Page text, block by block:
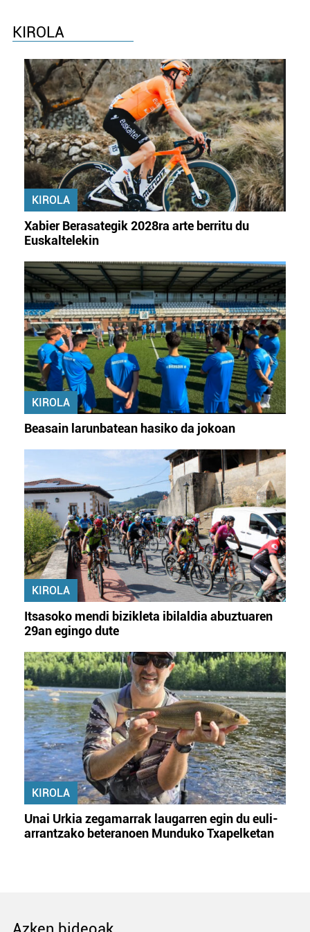
KIROLA
KIROLA
Xabier Berasategik 2028ra arte berritu du
Euskaltelekin
KIROLA
Beasain larunbatean hasiko da jokoan
KIROLA
Itsasoko mendi bizikleta ibilaldia abuztuaren
29an egingo dute
KIROLA
Unai Urkia zegamarrak laugarren egin du euli-
arrantzako beteranoen Munduko Txapelketan